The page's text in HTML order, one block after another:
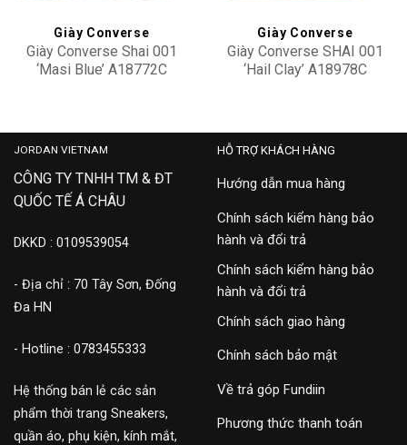
Giày Converse
Giày Converse Shai 001
‘Masi Blue’ A18772C
Giày Converse
Giày Converse SHAI 001
‘Hail Clay’ A18978C
JORDAN VIETNAM
CÔNG TY TNHH TM & ĐT
QUỐC TẾ Á CHÂU
DKKD : 0109539054
- Địa chỉ : 70 Tây Sơn, Đống
Đa HN
- Hotline : 0783455333
Hệ thống bán lẻ các sản
phẩm thời trang Sneakers,
quần áo, phụ kiện, kính mắt,
HỖ TRỢ KHÁCH HÀNG
Hướng dẫn mua hàng
Chính sách kiểm hàng bảo
hành và đổi trả
Chính sách kiểm hàng bảo
hành và đổi trả
Chính sách giao hàng
Chính sách bảo mật
Về trả góp Fundiin
Phương thức thanh toán